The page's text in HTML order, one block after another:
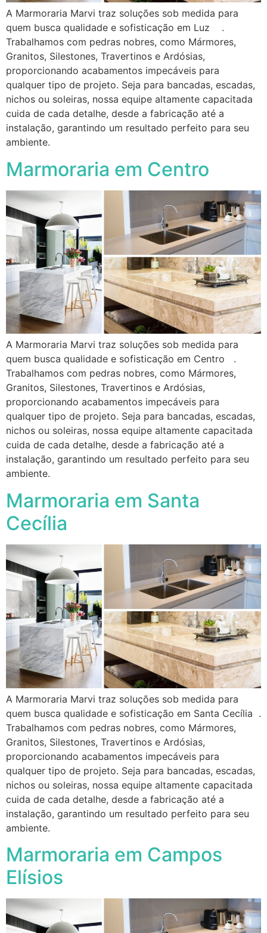
A Marmoraria Marvi traz soluções sob medida para
quem busca qualidade e sofisticação em Luz .
Trabalhamos com pedras nobres, como Mármores,
Granitos, Silestones, Travertinos e Ardósias,
proporcionando acabamentos impecáveis para
qualquer tipo de projeto. Seja para bancadas, escadas,
nichos ou soleiras, nossa equipe altamente capacitada
cuida de cada detalhe, desde a fabricação até a
instalação, garantindo um resultado perfeito para seu
ambiente.
Marmoraria em Centro
A Marmoraria Marvi traz soluções sob medida para
quem busca qualidade e sofisticação em Centro .
Trabalhamos com pedras nobres, como Mármores,
Granitos, Silestones, Travertinos e Ardósias,
proporcionando acabamentos impecáveis para
qualquer tipo de projeto. Seja para bancadas, escadas,
nichos ou soleiras, nossa equipe altamente capacitada
cuida de cada detalhe, desde a fabricação até a
instalação, garantindo um resultado perfeito para seu
ambiente.
Marmoraria em Santa
Cecília
A Marmoraria Marvi traz soluções sob medida para
quem busca qualidade e sofisticação em Santa Cecília .
Trabalhamos com pedras nobres, como Mármores,
Granitos, Silestones, Travertinos e Ardósias,
proporcionando acabamentos impecáveis para
qualquer tipo de projeto. Seja para bancadas, escadas,
nichos ou soleiras, nossa equipe altamente capacitada
cuida de cada detalhe, desde a fabricação até a
instalação, garantindo um resultado perfeito para seu
ambiente.
Marmoraria em Campos
Elísios